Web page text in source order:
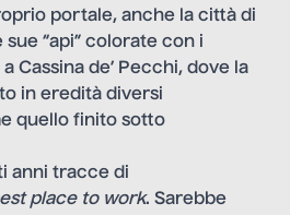
portale, anche la città di
“api” colorate con i
Cassina de’ Pecchi, dove la
in eredità diversi
quello finito sotto
anni tracce di
place to work. Sarebbe